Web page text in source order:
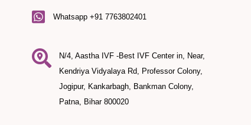
Whatsapp +91 7763802401
N/4, Aastha IVF -Best IVF Center in, Near,
Kendriya Vidyalaya Rd, Professor Colony,
Jogipur, Kankarbagh, Bankman Colony,
Patna, Bihar 800020